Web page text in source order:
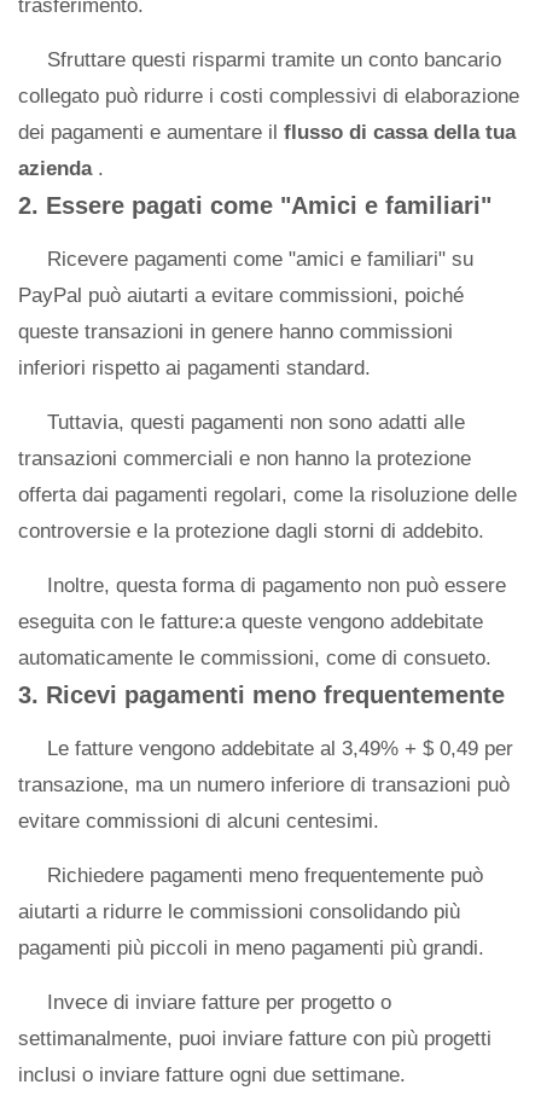
trasferimento.
Sfruttare questi risparmi tramite un conto bancario
collegato può ridurre i costi complessivi di elaborazione
dei pagamenti e aumentare il flusso di cassa della tua
azienda.
2. Essere pagati come "Amici e familiari"
Ricevere pagamenti come "amici e familiari" su
PayPal può aiutarti a evitare commissioni, poiché
queste transazioni in genere hanno commissioni
inferiori rispetto ai pagamenti standard.
Tuttavia, questi pagamenti non sono adatti alle
transazioni commerciali e non hanno la protezione
offerta dai pagamenti regolari, come la risoluzione delle
controversie e la protezione dagli storni di addebito.
Inoltre, questa forma di pagamento non può essere
eseguita con le fatture:a queste vengono addebitate
automaticamente le commissioni, come di consueto.
3. Ricevi pagamenti meno frequentemente
Le fatture vengono addebitate al 3,49% + $ 0,49 per
transazione, ma un numero inferiore di transazioni può
evitare commissioni di alcuni centesimi.
Richiedere pagamenti meno frequentemente può
aiutarti a ridurre le commissioni consolidando più
pagamenti più piccoli in meno pagamenti più grandi.
Invece di inviare fatture per progetto o
settimanalmente, puoi inviare fatture con più progetti
inclusi o inviare fatture ogni due settimane.